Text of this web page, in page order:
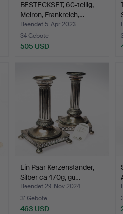
BESTECKSET, 60-teilig,
Melron, Frankreich,…
Beendet 5. Apr 2023
34 Gebote
505 USD
Ein Paar Kerzenständer,
Silber ca 470g, gu…
Beendet 29. Nov 2024
31 Gebote
463 USD